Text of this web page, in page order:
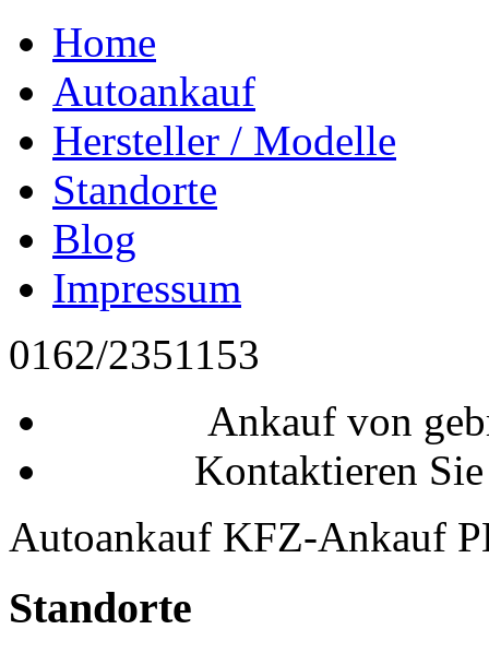
Home
Autoankauf
Hersteller / Modelle
Standorte
Blog
Impressum
0162/2351153
Ankauf von
Kontaktieren
Autoankauf KFZ-Ankauf
Standorte